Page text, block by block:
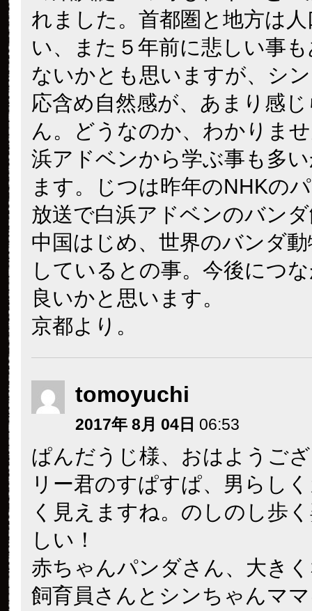
れました。首都圏と地方は
い、また５年前に悲しい事
ないかとも思いますが、シ
応含め自然感が、あまり感
ん。どうなのか、わかりま
浜アドベンから学ぶ事も多
ます。じつは昨年のNHKの
放送で白浜アドベンのバン
中国はじめ、世界のバンダ
しているとの事。今後につ
良いかと思います。
京都より。
tomoyuchi
2017年 8月 04日 06:53
ぱんだうじ様、おはようご
リー君のすぱすぱ、男らし
く見えますね。のしのし歩
しい！
赤ちゃんパンダさん、大き
飼育員さんとシンちゃんマ